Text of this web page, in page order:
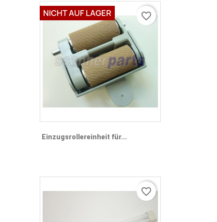
Einzugsrollereinheit für...
NICHT AUF LAGER favorite_border
favorite_border